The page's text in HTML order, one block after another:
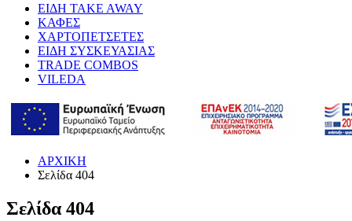
ΕΙΔΗ TAKE AWAY
ΚΑΦΕΣ
ΧΑΡΤΟΠΕΤΣΕΤΕΣ
ΕΙΔΗ ΣΥΣΚΕΥΑΣΙΑΣ
TRADE COMBOS
VILEDA
ΑΡΧΙΚΗ
Σελίδα 404
Σελίδα 404